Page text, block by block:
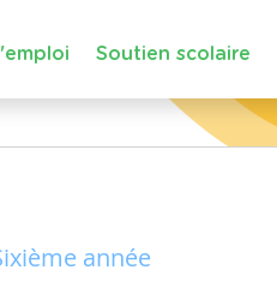
Soutien scolaire
année